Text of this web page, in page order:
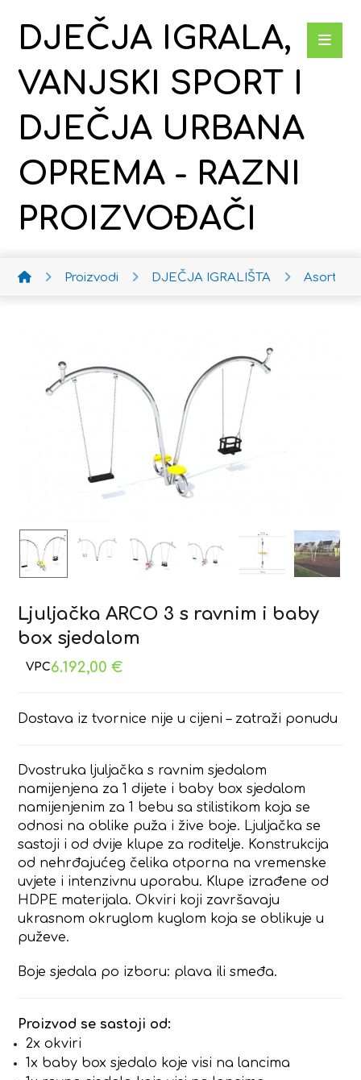
DJEČJA IGRALA,
VANJSKI SPORT I
DJEČJA URBANA
OPREMA - RAZNI
PROIZVOĐAČI
Proizvodi DJEČJA IGRALIŠTA
Ljuljačka ARCO 3 s ravnim i baby
box sjedalom
6.192,00€
Dostava iz tvornice nije u cijeni – zatraži ponudu
Dvostruka ljuljačka s ravnim sjedalom
namijenjena za 1 dijete i baby box sjedalom
namijenjenim za 1 bebu sa stilistikom koja se
odnosi na oblike puža i žive boje. Ljuljačka se
sastoji i od dvije klupe za roditelje. Konstrukcija
od nehrđajućeg čelika otporna na vremenske
uvjete i intenzivnu uporabu. Klupe izrađene od
HDPE materijala. Okviri koji završavaju
ukrasnom okruglom kuglom koja se oblikuje u
puževe.
Boje sjedala po izboru: plava ili smeđa.
Proizvod se sastoji od:
2x okviri
1x baby box sjedalo koje visi na lancima